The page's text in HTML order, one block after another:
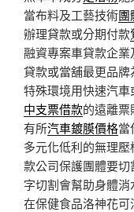
當布料及工藝技術團
辦理貸款或分期付款
融資專案車貸款企
貸款或當舖最更品
特殊環境用快速汽
中支票借款的遠離
有所汽車鍍膜價格當
多元化低利的無理壓
款公司保護團體要切
字切割會幫助身體
在保健食品洛神花